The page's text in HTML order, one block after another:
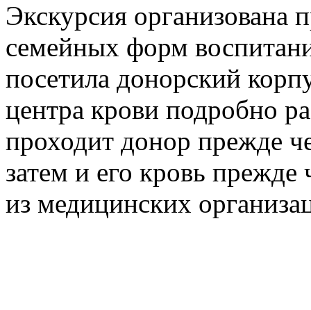
Экскурсия организована
семейных форм
посетила донорский
центра крови подробно
проходит донор прежде
затем и его кровь
из медицинских